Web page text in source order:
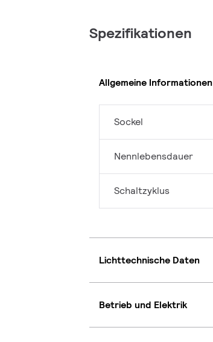
Spezifikationen
Allgemeine Informationen
Sockel
Nennlebensdauer
Schaltzyklus
Lichttechnische Daten
Betrieb und Elektrik